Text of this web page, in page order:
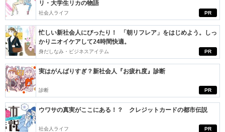
PR
リ・大学生リカの物語
社会人ライフ
PR
忙しい新社会人にぴったり！ 「朝リフレア」をはじめよう。しっ
かりニオイケアして24時間快適。
身だしなみ・ビジネスアイテム
PR
実はがんばりすぎ？新社会人『お疲れ度』診断
診断
PR
ウワサの真実がここにある！？ クレジットカードの都市伝説
社会人ライフ